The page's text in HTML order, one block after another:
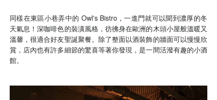
同樣在東區小巷弄中的 Owl's Bistro，一進門就可以聞到濃厚的冬
天氣息！深咖啡色的裝潢風格，彷彿身在歐洲的木頭小屋般溫暖又
溫馨，很適合好友聖誕聚餐。除了整面以酒裝飾的牆面可以慢慢欣
賞，店內也有許多細節的驚喜等著你發現，是一間活潑有趣的小酒
館。